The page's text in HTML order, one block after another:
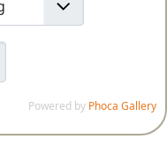
Powered by Phoca Gallery